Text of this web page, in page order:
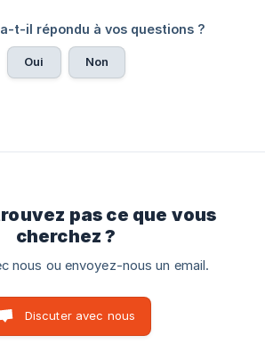
t-il répondu à vos questions ?
Oui Non
pas ce que vous
cherchez ?
nous ou envoyez-nous un email.
Discuter avec nous